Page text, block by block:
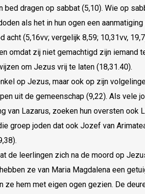
dragen op sabbat (5,10). Wie op
als het in hun ogen een aanmatiging
(5,16vv; vergelijk 8,59; 10,31vv,
omdat zij niet gemachtigd zijn iemand
om Jezus vrij te laten (18,31.40).
op Jezus, maar ook op zijn
uit de gemeenschap (9,22). Als vele
van Lazarus, zoeken hun oversten ook
groep joden dat ook Jozef van
de leerlingen zich na de moord op
ze van Maria Magdalena een
ze hem met eigen ogen gezien. De